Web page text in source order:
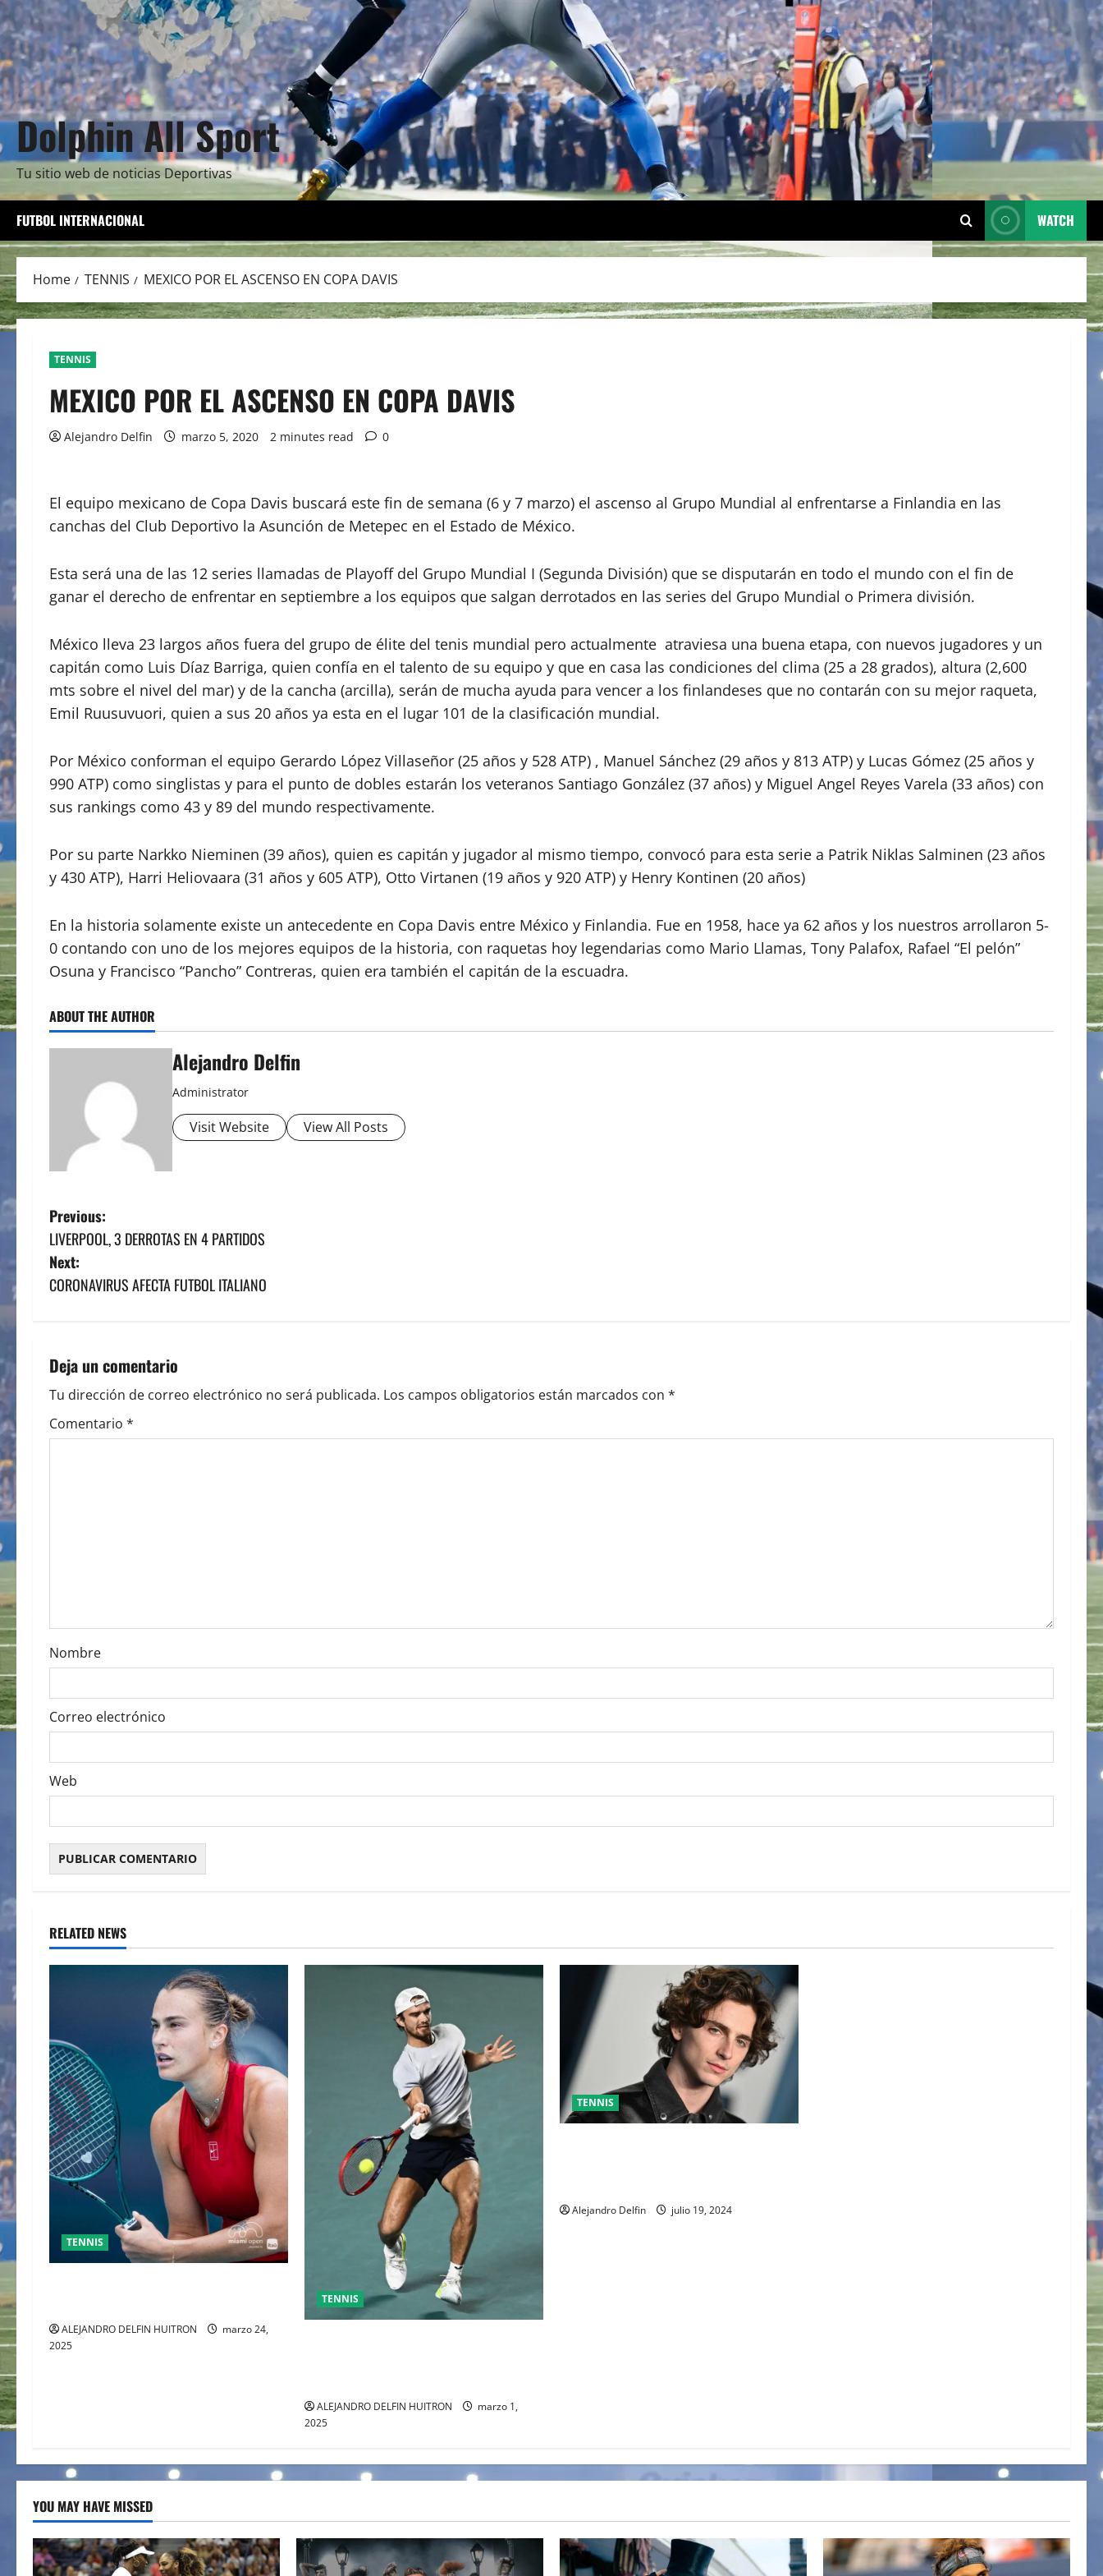
Dolphin All Sport
Tu sitio web de noticias Deportivas
FUTBOL INTERNACIONAL WATCH
Home TENNIS MEXICO POR EL ASCENSO EN COPA DAVIS
TENNIS
MEXICO POR EL ASCENSO EN COPA DAVIS
Alejandro Delfin marzo 5, 2020 2 minutes read 0
El equipo mexicano de Copa Davis buscará este fin de semana (6 y 7 marzo) el ascenso al Grupo Mundial al enfrentarse a Finlandia en las
canchas del Club Deportivo la Asunción de Metepec en el Estado de México.
Esta será una de las 12 series llamadas de Playoff del Grupo Mundial I (Segunda División) que se disputarán en todo el mundo con el fin de
ganar el derecho de enfrentar en septiembre a los equipos que salgan derrotados en las series del Grupo Mundial o Primera división.
México lleva 23 largos años fuera del grupo de élite del tenis mundial pero actualmente atraviesa una buena etapa, con nuevos jugadores y un
capitán como Luis Díaz Barriga, quien confía en el talento de su equipo y que en casa las condiciones del clima (25 a 28 grados), altura (2,600
mts sobre el nivel del mar) y de la cancha (arcilla), serán de mucha ayuda para vencer a los finlandeses que no contarán con su mejor raqueta,
Emil Ruusuvuori, quien a sus 20 años ya esta en el lugar 101 de la clasificación mundial.
Por México conforman el equipo Gerardo López Villaseñor (25 años y 528 ATP) , Manuel Sánchez (29 años y 813 ATP) y Lucas Gómez (25 años y
990 ATP) como singlistas y para el punto de dobles estarán los veteranos Santiago González (37 años) y Miguel Angel Reyes Varela (33 años) con
sus rankings como 43 y 89 del mundo respectivamente.
Por su parte Narkko Nieminen (39 años), quien es capitán y jugador al mismo tiempo, convocó para esta serie a Patrik Niklas Salminen (23 años
y 430 ATP), Harri Heliovaara (31 años y 605 ATP), Otto Virtanen (19 años y 920 ATP) y Henry Kontinen (20 años)
En la historia solamente existe un antecedente en Copa Davis entre México y Finlandia. Fue en 1958, hace ya 62 años y los nuestros arrollaron 5-
0 contando con uno de los mejores equipos de la historia, con raquetas hoy legendarias como Mario Llamas, Tony Palafox, Rafael “El pelón”
Osuna y Francisco “Pancho” Contreras, quien era también el capitán de la escuadra.
ABOUT THE AUTHOR
Alejandro Delfin
Administrator
Visit Website View All Posts
P
o
s
n
a
v
o
n
Previous:
LIVERPOOL, 3 DERROTAS EN 4 PARTIDOS
Next:
CORONAVIRUS AFECTA FUTBOL ITALIANO
Deja un comentario
Tu dirección de correo electrónico no será publicada. Los campos obligatorios están marcados con *
Comentario *
Nombre
Correo electrónico
Web
RELATED NEWS
TENNIS
ALEJANDRO DELFIN HUITRON
marzo 24,
2025
TENNIS
ALEJANDRO DELFIN HUITRON
marzo 1,
2025
TENNIS
Alejandro Delfin julio 19, 2024
YOU MAY HAVE MISSED